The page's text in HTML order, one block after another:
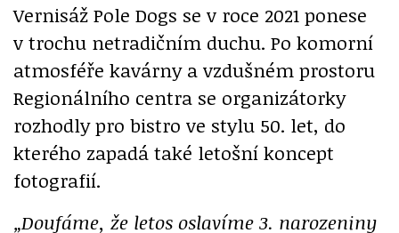
Vernisáž Pole Dogs se v roce 2021 ponese
v trochu netradičním duchu. Po komorní
atmosféře kavárny a vzdušném prostoru
Regionálního centra se organizátorky
rozhodly pro bistro ve stylu 50. let, do
kterého zapadá také letošní koncept
fotografií.
„Doufáme, že letos oslavíme 3. narozeniny